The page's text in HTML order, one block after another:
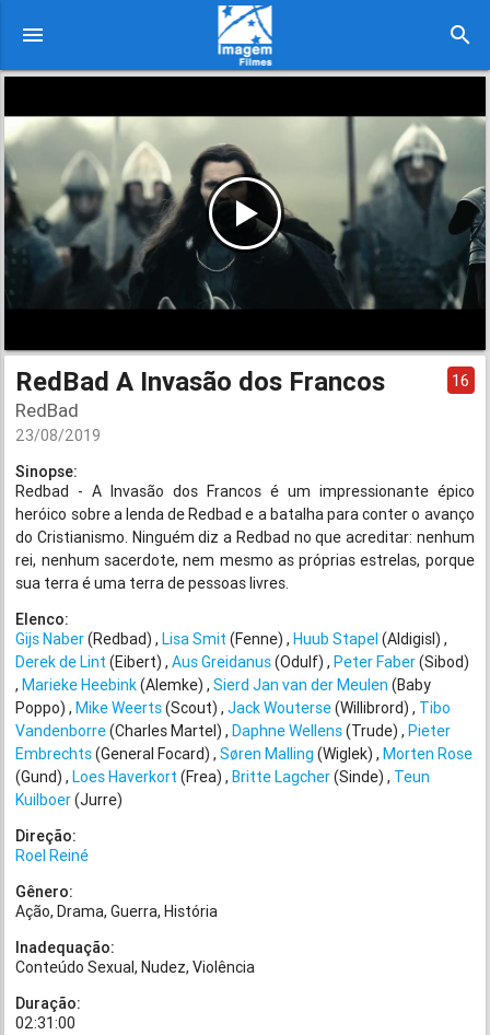
menu search
RedBad A Invasão dos Francos 16
RedBad
23/08/2019
Sinopse:
Redbad - A Invasão dos Francos é um impressionante épico
heróico sobre a lenda de Redbad e a batalha para conter o avanço
do Cristianismo. Ninguém diz a Redbad no que acreditar: nenhum
rei, nenhum sacerdote, nem mesmo as próprias estrelas, porque
sua terra é uma terra de pessoas livres.
Elenco:
Gijs Naber(Redbad) Lisa Smit (Fenne) Huub Stapel (Aldigisl)
Derek de Lint (Eibert) Aus Greidanus(Odulf) Peter Faber(Sibod)
Marieke Heebink(Alemke) Sierd Jan van der Meulen (Baby
Poppo) Mike Weerts(Scout) Jack Wouterse(Willibrord) Tibo
Vandenborre(Charles Martel) Daphne Wellens(Trude) Pieter
Embrechts(General Focard) Søren Malling (Wiglek) Morten Rose
(Gund) Loes Haverkort (Frea) Britte Lagcher(Sinde) Teun
Kuilboer(Jurre)
Direção:
Roel Reiné
Gênero:
Ação Drama Guerra História
Inadequação:
Conteúdo Sexual Nudez Violência
Duração:
02:31:00